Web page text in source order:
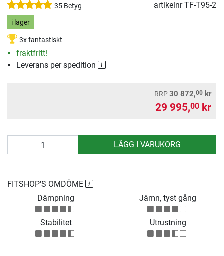
35 Betyg artikelnrTF-T95-2
i lager
3x fantastiskt
fraktfritt!
Leverans per spedition
RRP30 872,00 kr
29 995,00 kr
LÄGG I VARUKORG
FITSHOP'S OMDÖME
Dämpning
Jämn, tyst gång
Stabilitet Utrustning